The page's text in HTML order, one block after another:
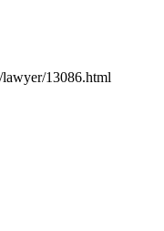
13086.html